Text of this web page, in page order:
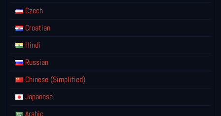
Czech
Croatian
Hindi
Russian
Chinese (Simplified)
Japanese
Arabic